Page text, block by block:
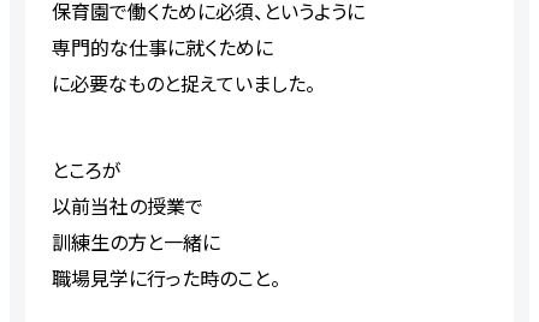
保育園で働くために必須、というように
専門的な仕事に就くために
に必要なものと捉えていました。
ところが
以前当社の授業で
訓練生の方と一緒に
職場見学に行った時のこと。